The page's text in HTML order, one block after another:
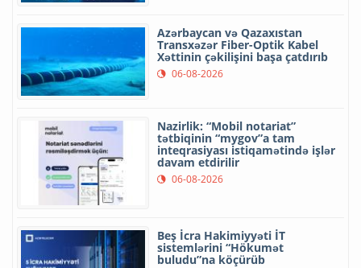
Azərbaycan və Qazaxıstan
Transxəzər Fiber-Optik Kabel
Xəttinin çəkilişini başa çatdırıb
06-08-2026
Nazirlik: “Mobil notariat”
tətbiqinin “mygov”a tam
inteqrasiyası istiqamətində işlər
davam etdirilir
06-08-2026
Beş İcra Hakimiyyəti İT
sistemlərini “Hökumət
buludu”na köçürüb